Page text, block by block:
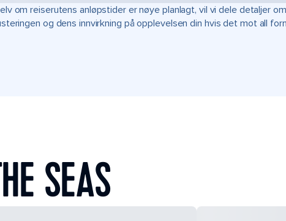
om reiserutens anløpstider er nøye planlagt, vil vi dele detaljer
og dens innvirkning på opplevelsen din hvis det mot all
SEAS